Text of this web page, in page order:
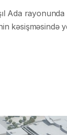
Ada
kəsişməsində